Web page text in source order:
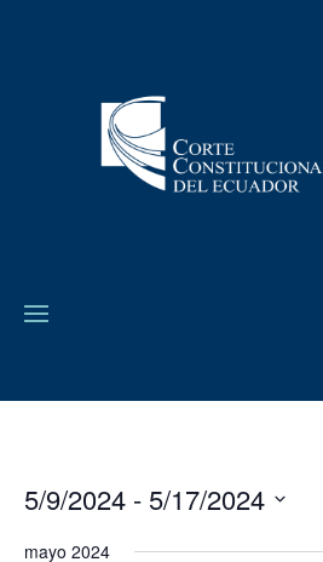
5/9/2024 - 5/17/2024
mayo 2024